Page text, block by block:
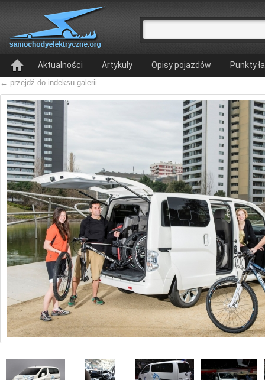
Aktualności Artykuły Opisy pojazdów Punkty
← przejdź do indeksu galerii